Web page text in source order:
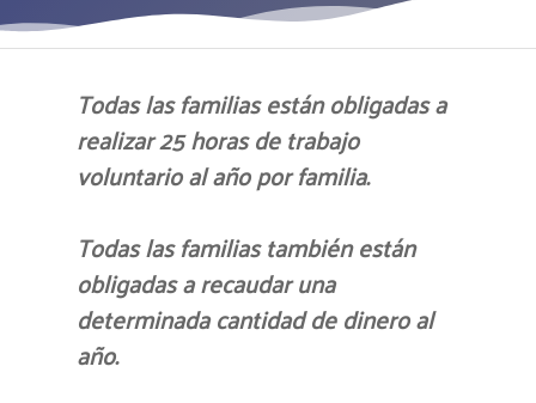
Todas las familias están obligadas a
realizar 25 horas de trabajo
voluntario al año por familia.
Todas las familias también están
obligadas a recaudar una
determinada cantidad de dinero al
año.